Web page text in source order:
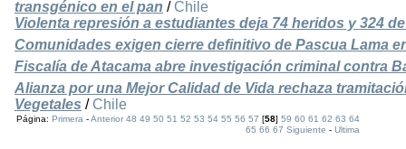
transgénico en el pan / Chile
Violenta represión a estudiantes deja 74 heridos y 324
Comunidades exigen cierre definitivo de Pascua Lama
Fiscalía de Atacama abre investigación criminal contra
Alianza por una Mejor Calidad de Vida rechaza
Vegetales / Chile
Página:Primera -Anterior 48 49 50 51 52 53 54 55 56 57 [58]59 60 61 62 63 64
65 66 67 Siguiente -Ultima